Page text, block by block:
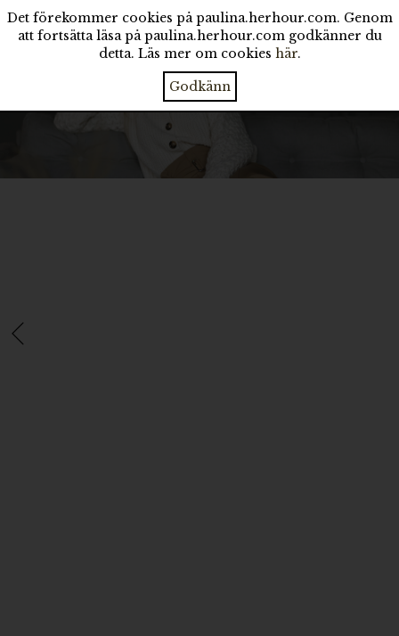
Det förekommer cookies på paulina.herhour.com. Genom
att fortsätta läsa på paulina.herhour.com godkänner du
detta. Läs mer om cookies här.
Godkänn